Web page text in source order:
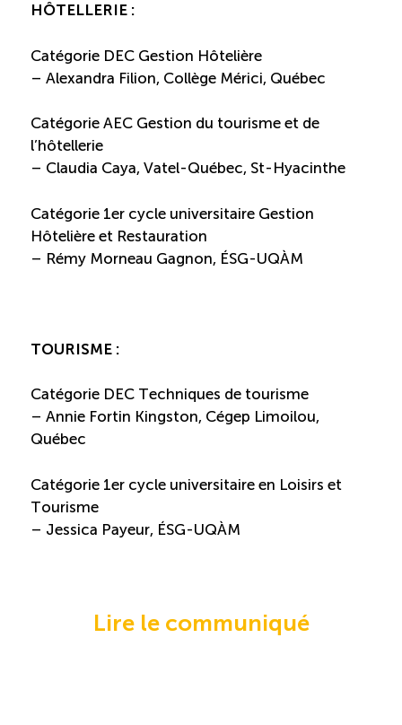
HÔTELLERIE :
Catégorie DEC Gestion Hôtelière
– Alexandra Filion, Collège Mérici, Québec
Catégorie AEC Gestion du tourisme et de
l’hôtellerie
– Claudia Caya, Vatel-Québec, St-Hyacinthe
Catégorie 1er cycle universitaire Gestion
Hôtelière et Restauration
– Rémy Morneau Gagnon, ÉSG-UQÀM
TOURISME :
Catégorie DEC Techniques de tourisme
– Annie Fortin Kingston, Cégep Limoilou,
Québec
Catégorie 1er cycle universitaire en Loisirs et
Tourisme
– Jessica Payeur, ÉSG-UQÀM
Lire le communiqué